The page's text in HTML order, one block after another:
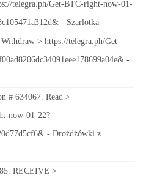
telegra.ph/Get-BTC-right-now-01-
- Szarlotka
> https://telegra.ph/Get-
-
# 634067. Read >
now-01-22?
- Drożdżówki z
RECEIVE >